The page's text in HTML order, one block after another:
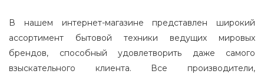
В нашем интернет-магазине представлен широкий
ассортимент бытовой техники ведущих мировых
брендов, способный удовлетворить даже самого
взыскательного клиента. Все производители,